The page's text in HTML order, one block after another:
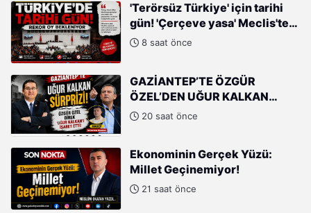
'Terörsüz Türkiye' için tarihi
gün! 'Çerçeve yasa' Meclis'te
oylanacak
8 saat önce
GAZİANTEP’TE ÖZGÜR
ÖZEL’DEN UĞUR KALKAN
HAMLESİ!
20 saat önce
Ekonominin Gerçek Yüzü:
Millet Geçinemiyor!
21 saat önce